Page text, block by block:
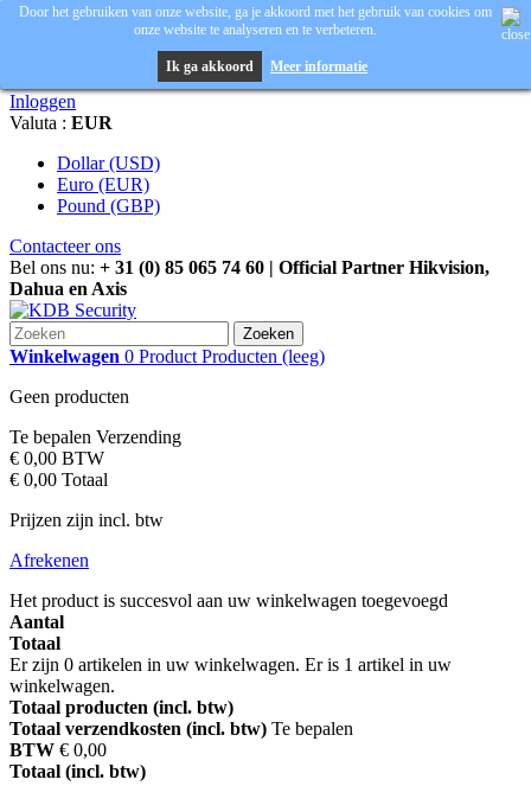
Inloggen
Valuta : EUR
Dollar (USD)
Euro (EUR)
Pound (GBP)
Contacteer ons
Bel ons nu: + 31 (0) 85 065 74 60 | Official Partner Hikvision,
Dahua en Axis
Zoeken
Winkelwagen 0 Product Producten (leeg)
Geen producten
Te bepalen Verzending
€ 0,00 BTW
€ 0,00 Totaal
Prijzen zijn incl. btw
Afrekenen
Het product is succesvol aan uw winkelwagen toegevoegd
Aantal
Totaal
Er zijn 0 artikelen in uw winkelwagen. Er is 1 artikel in uw
winkelwagen.
Totaal producten (incl. btw)
Totaal verzendkosten (incl. btw) Te bepalen
BTW € 0,00
Totaal (incl. btw)
Door het gebruiken van onze website, ga je akkoord met het gebruik van cookies om
onze website te analyseren en te verbeteren.
Ik ga akkoord Meer informatie